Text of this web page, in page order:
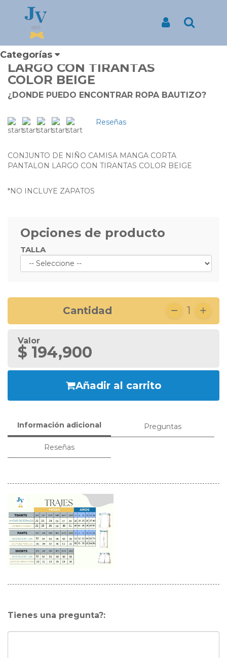
Categorías
Productos
CONJUNTO DE NIÑO CAMISA MANGA CORTA PANTALON LARGO
CON TIRANTAS COLOR BEIGE
CONJUNTO DE NIÑO CAMISA
MANGA CORTA PANTALON
LARGO CON TIRANTAS
COLOR BEIGE
¿DONDE PUEDO ENCONTRAR ROPA BAUTIZO?
Reseñas
CONJUNTO DE NIÑO CAMISA MANGA CORTA
PANTALON LARGO CON TIRANTAS COLOR BEIGE
*NO INCLUYE ZAPATOS
Opciones de producto
TALLA
Cantidad 1
Valor
$ 194,900
Añadir al carrito
Información adicional Preguntas
Reseñas
Tienes una pregunta?: